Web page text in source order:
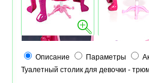
Описание Параметры
Туалетный столик для девочки -